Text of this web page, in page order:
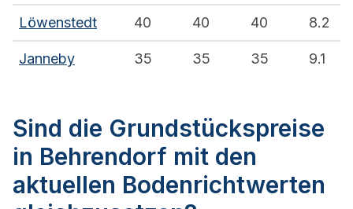
Löwenstedt 40 40 40 8.2
Janneby 35 35 35 9.1
Sind die Grundstückspreise
in Behrendorf mit den
aktuellen Bodenrichtwerten